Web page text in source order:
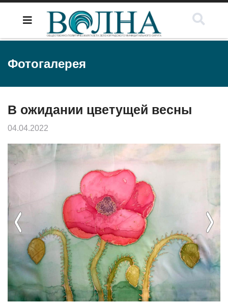
Фотогалерея
В ожидании цветущей весны
04.04.2022
Previous Next